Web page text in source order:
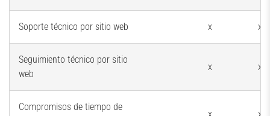
Soporte técnico por sitio web x x
Seguimiento técnico por sitio
web
x x
Compromisos de tiempo de
x x